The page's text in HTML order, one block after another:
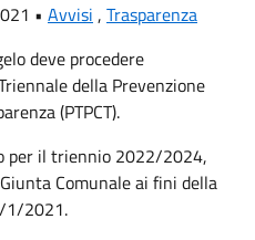
• Avvisi , Trasparenza
deve procedere
della Prevenzione
(PTPCT).
per il triennio 2022/2024,
Comunale ai fini della
1/2021.